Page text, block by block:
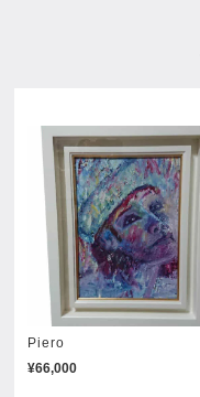
Piero
¥66,000